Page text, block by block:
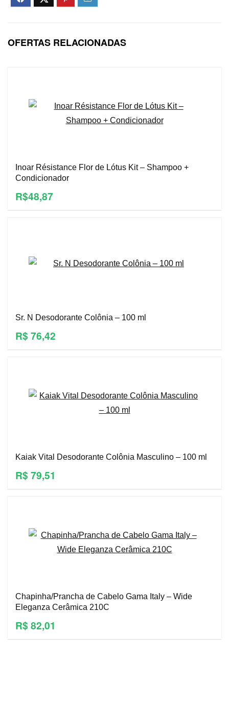
OFERTAS RELACIONADAS
Inoar Résistance Flor de Lótus Kit – Shampoo +
Condicionador
R$48,87
Sr. N Desodorante Colônia – 100 ml
R$ 76,42
Kaiak Vital Desodorante Colônia Masculino – 100 ml
R$ 79,51
Chapinha/Prancha de Cabelo Gama Italy – Wide
Eleganza Cerâmica 210C
R$ 82,01